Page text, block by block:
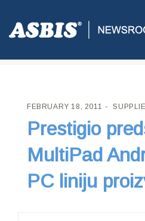
ASBIS CROATIA SUPPLIERS>
MULTIPAD ANDROID
FEBRUARY 18, 2011
Prestigio
MultiPad
PC liniju